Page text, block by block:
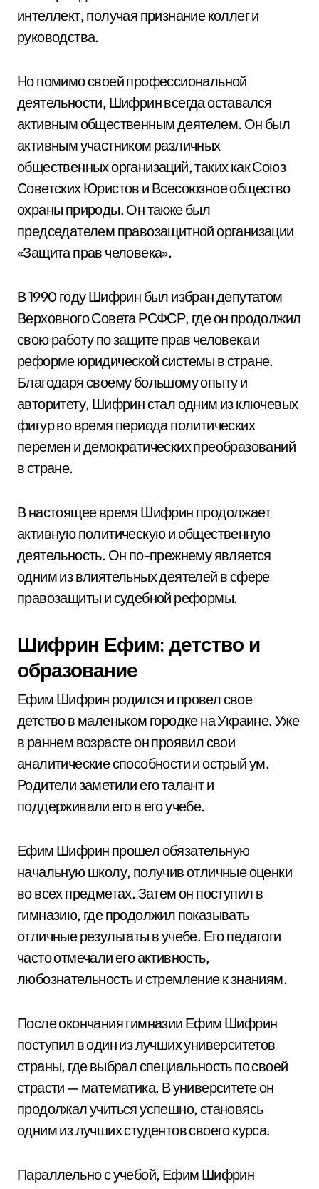
интеллект, получая признание коллег и
руководства.
Но помимо своей профессиональной
деятельности, Шифрин всегда оставался
активным общественным деятелем. Он был
активным участником различных
общественных организаций, таких как Союз
Советских Юристов и Всесоюзное общество
охраны природы. Он также был
председателем правозащитной организации
«Защита прав человека».
В 1990 году Шифрин был избран депутатом
Верховного Совета РСФСР, где он продолжил
свою работу по защите прав человека и
реформе юридической системы в стране.
Благодаря своему большому опыту и
авторитету, Шифрин стал одним из ключевых
фигур во время периода политических
перемен и демократических преобразований
в стране.
В настоящее время Шифрин продолжает
активную политическую и общественную
деятельность. Он по-прежнему является
одним из влиятельных деятелей в сфере
правозащиты и судебной реформы.
Шифрин Ефим: детство и
образование
Ефим Шифрин родился и провел свое
детство в маленьком городке на Украине. Уже
в раннем возрасте он проявил свои
аналитические способности и острый ум.
Родители заметили его талант и
поддерживали его в его учебе.
Ефим Шифрин прошел обязательную
начальную школу, получив отличные оценки
во всех предметах. Затем он поступил в
гимназию, где продолжил показывать
отличные результаты в учебе. Его педагоги
часто отмечали его активность,
любознательность и стремление к знаниям.
После окончания гимназии Ефим Шифрин
поступил в один из лучших университетов
страны, где выбрал специальность по своей
страсти — математика. В университете он
продолжал учиться успешно, становясь
одним из лучших студентов своего курса.
Параллельно с учебой, Ефим Шифрин